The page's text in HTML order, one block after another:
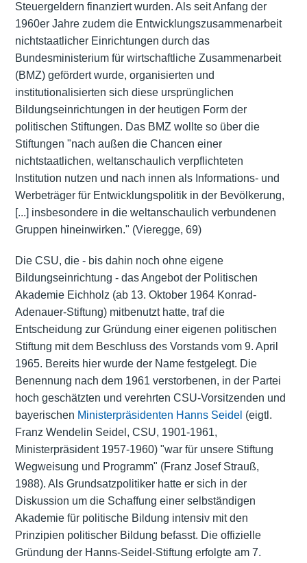
Steuergeldern finanziert wurden. Als seit Anfang der
1960er Jahre zudem die Entwicklungszusammenarbeit
nichtstaatlicher Einrichtungen durch das
Bundesministerium für wirtschaftliche Zusammenarbeit
(BMZ) gefördert wurde, organisierten und
institutionalisierten sich diese ursprünglichen
Bildungseinrichtungen in der heutigen Form der
politischen Stiftungen. Das BMZ wollte so über die
Stiftungen "nach außen die Chancen einer
nichtstaatlichen, weltanschaulich verpflichteten
Institution nutzen und nach innen als Informations- und
Werbeträger für Entwicklungspolitik in der Bevölkerung,
[...] insbesondere in die weltanschaulich verbundenen
Gruppen hineinwirken." (Vieregge, 69)
Die CSU, die - bis dahin noch ohne eigene
Bildungseinrichtung - das Angebot der Politischen
Akademie Eichholz (ab 13. Oktober 1964 Konrad-
Adenauer-Stiftung) mitbenutzt hatte, traf die
Entscheidung zur Gründung einer eigenen politischen
Stiftung mit dem Beschluss des Vorstands vom 9. April
1965. Bereits hier wurde der Name festgelegt. Die
Benennung nach dem 1961 verstorbenen, in der Partei
hoch geschätzten und verehrten CSU-Vorsitzenden und
bayerischen Ministerpräsidenten Hanns Seidel (eigtl.
Franz Wendelin Seidel, CSU, 1901-1961,
Ministerpräsident 1957-1960) "war für unsere Stiftung
Wegweisung und Programm" (Franz Josef Strauß,
1988). Als Grundsatzpolitiker hatte er sich in der
Diskussion um die Schaffung einer selbständigen
Akademie für politische Bildung intensiv mit den
Prinzipien politischer Bildung befasst. Die offizielle
Gründung der Hanns-Seidel-Stiftung erfolgte am 7.